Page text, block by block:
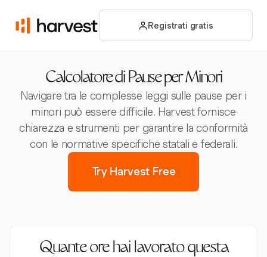
Registrati gratis
Calcolatore di Pause per Minori
Navigare tra le complesse leggi sulle pause per i
minori può essere difficile. Harvest fornisce
chiarezza e strumenti per garantire la conformità
con le normative specifiche statali e federali.
Try Harvest Free
Quante ore hai lavorato questa